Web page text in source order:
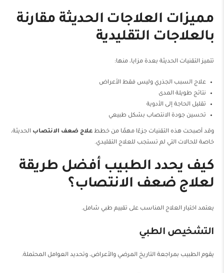
مميزات العلاجات الحديثة مقارنة
بالعلاجات التقليدية
تتميز التقنيات الحديثة بعدة مزايا، منها:
علاج السبب الجذري وليس فقط الأعراض
نتائج طويلة المدى
تقليل الحاجة إلى الأدوية
تحسين جودة الانتصاب بشكل طبيعي
وقد أصبحت هذه التقنيات جزءًا مهمًا من خطط علاج ضعف الانتصاب الحديثة،
خاصة للحالات التي لم تستجب للعلاج التقليدي.
كيف يحدد الطبيب أفضل طريقة
لعلاج ضعف الانتصاب؟
يعتمد اختيار العلاج المناسب على تقييم طبي شامل.
التشخيص الطبي
يقوم الطبيب بمراجعة التاريخ المرضي والأعراض، وتحديد العوامل المحتملة.